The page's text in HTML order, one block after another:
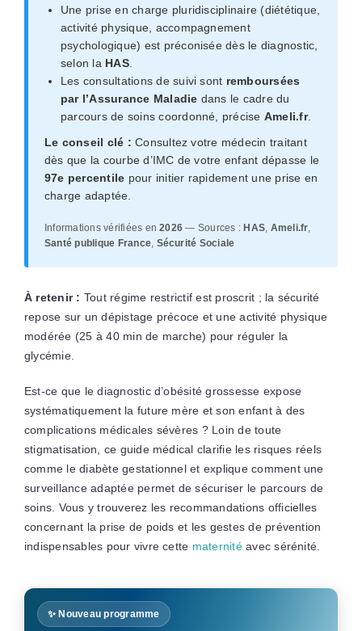
Une prise en charge pluridisciplinaire (diététique,
activité physique, accompagnement
psychologique) est préconisée dès le diagnostic,
selon la HAS.
Les consultations de suivi sont remboursées
par l’Assurance Maladie dans le cadre du
parcours de soins coordonné, précise Ameli.fr.
Le conseil clé : Consultez votre médecin traitant
dès que la courbe d’IMC de votre enfant dépasse le
97e percentile pour initier rapidement une prise en
charge adaptée.
Informations vérifiées en2026 — Sources : HAS, Ameli.fr,
Santé publique France, Sécurité Sociale
À retenir : Tout régime restrictif est proscrit ; la sécurité
repose sur un dépistage précoce et une activité physique
modérée (25 à 40 min de marche) pour réguler la
glycémie.
Est-ce que le diagnostic d’obésité grossesse expose
systématiquement la future mère et son enfant à des
complications médicales sévères ? Loin de toute
stigmatisation, ce guide médical clarifie les risques réels
comme le diabète gestationnel et explique comment une
surveillance adaptée permet de sécuriser le parcours de
soins. Vous y trouverez les recommandations officielles
concernant la prise de poids et les gestes de prévention
indispensables pour vivre cette maternitéavec sérénité.
✨ Nouveau programme